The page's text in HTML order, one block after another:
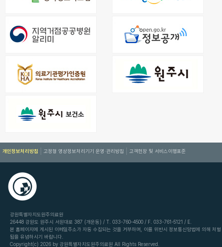
개인정보처리방침 고정형 영상정보처리기기 운영·관리방침 고객헌장 및 서비스이행표준
강원특별자치도원주의료원
26448 강원도 원주시 서원대로 387 (개운동) / T. 033-760-4500 / F. 033-761-5121 / E.
본 홈페이지에 게시된 이메일주소가 자동 수집되는 것을 거부하며, 이를 위반시 정보통신망법에 의해 처벌
됨을 유념하시기 바랍니다.
Copyright(c) 2026 by 강원특별자치도원주의료원 All Rights Reserved.